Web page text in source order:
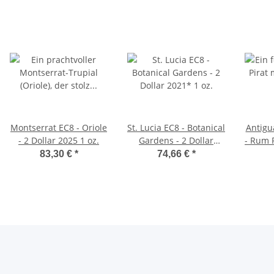
Montserrat EC8 - Oriole
- 2 Dollar 2025 1 oz.
83,30 € *
St. Lucia EC8 - Botanical
Gardens - 2 Dollar
2021* 1 oz.
74,66 € *
- Rum
2